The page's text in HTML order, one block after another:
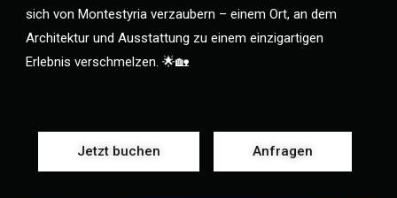
sich von Montestyria verzaubern – einem Ort, an dem
Architektur und Ausstattung zu einem einzigartigen
Erlebnis verschmelzen. 🌟🏡
Jetzt buchen Anfragen